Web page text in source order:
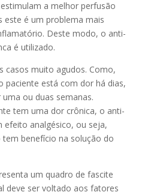
a melhor perfusão
este é um problema mais
Deste modo, o anti-
é utilizado.
casos muito agudos. Como,
paciente está com dor há dias,
ou duas semanas.
tem uma dor crônica, o anti-
analgésico, ou seja,
benefício na solução do
um quadro de fascite
deve ser voltado aos fatores